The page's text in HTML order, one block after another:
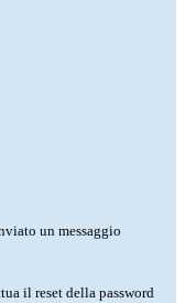
un messaggio
il reset della password